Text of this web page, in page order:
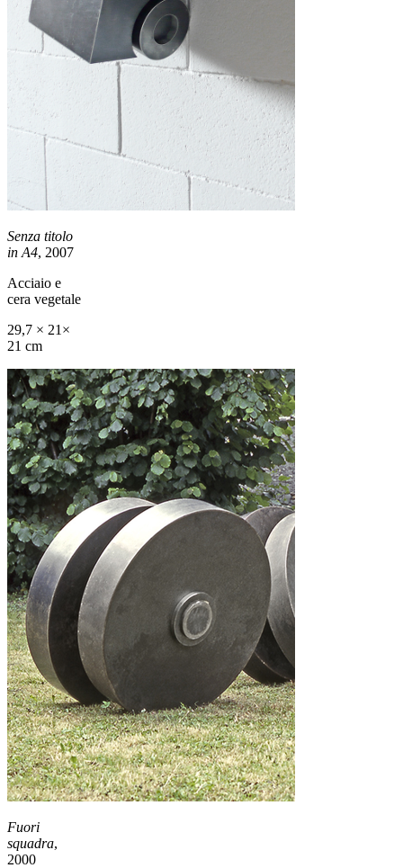
Senza titolo
in A4, 2007
Acciaio e
cera vegetale
29,7 × 21×
21 cm
Fuori
squadra,
2000